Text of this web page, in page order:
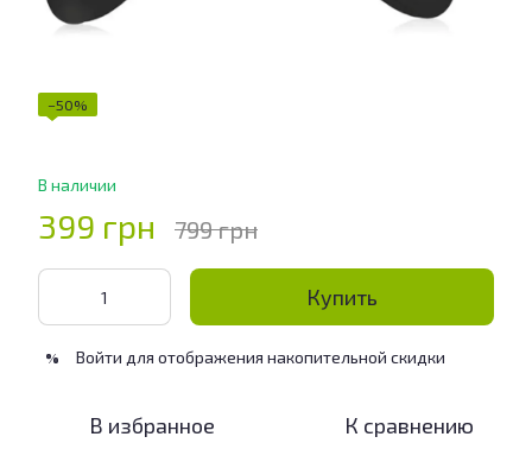
−50%
В наличии
399 грн 799 грн
Купить
% Войти для отображения накопительной скидки
В избранное К сравнению